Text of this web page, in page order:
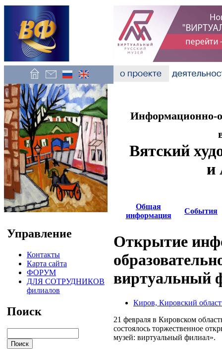
Управление
Контакты
Карта сайта
ФОРУМ
ДЛЯ СОТРУДНИКОВ
филиалов
Поиск
Информационно-
Вятский
и
Общая
информация
События
Открытие
виртуальный
Киров, Кировский
21 февраля в Кировском
состоялось торжественное
музей: виртуальный филиал».